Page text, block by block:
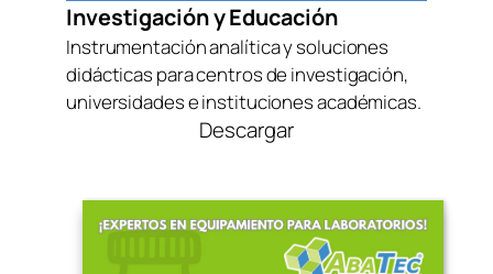
Investigación y Educación
Instrumentación analítica y soluciones
didácticas para centros de investigación,
universidades e instituciones académicas.
Descargar